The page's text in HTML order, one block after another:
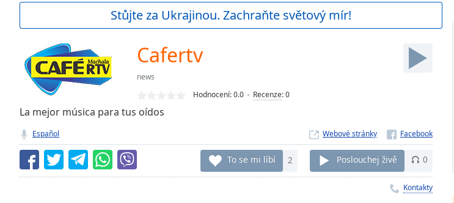
Current
-:-
Loaded:
0.00%
TypeLIVE
live,
currently
behind
LIVE
Remaining
Stůjte za Ukrajinou. Zachraňte světový mír!
Cafertv
news
Hodnocení:0.0 Recenze:0
La mejor música para tus oídos
Español Webové stránky
To se mi líbí 2 Poslouchej živě 0
Kontakty